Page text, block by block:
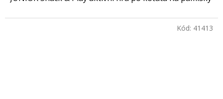
Kód: 41413